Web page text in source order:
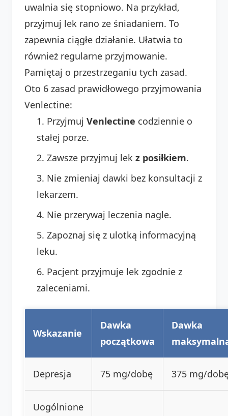
uwalnia się stopniowo. Na przykład,
przyjmuj lek rano ze śniadaniem. To
zapewnia ciągłe działanie. Ułatwia to
również regularne przyjmowanie.
Pamiętaj o przestrzeganiu tych zasad.
Oto 6 zasad prawidłowego przyjmowania
Venlectine:
Przyjmuj Venlectine codziennie o
stałej porze.
Zawsze przyjmuj lek z posiłkiem.
Nie zmieniaj dawki bez konsultacji z
lekarzem.
Nie przerywaj leczenia nagle.
Zapoznaj się z ulotką informacyjną
leku.
Pacjent przyjmuje lek zgodnie z
zaleceniami.
Wskazanie
Dawka
początkowa
Dawka
Depresja 75 mg/dobę 375 mg/
Uogólnione